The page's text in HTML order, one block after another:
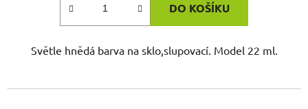
DO KOŠÍKU
Světle hnědá barva na sklo,slupovací. Model 22 ml.